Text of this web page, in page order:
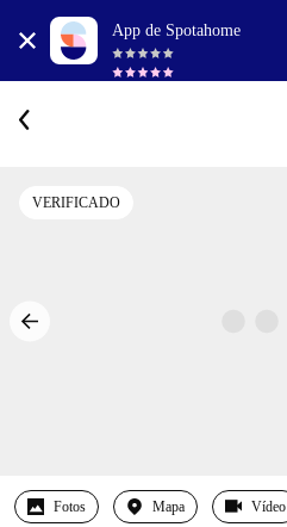
App de Spotahome
VERIFICADO
Fotos Mapa Vídeo